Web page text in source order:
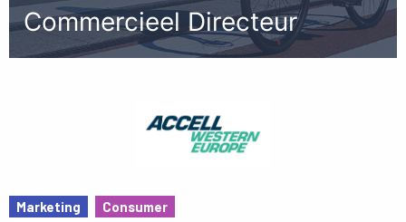
Commercieel Directeur
Marketing Consumer